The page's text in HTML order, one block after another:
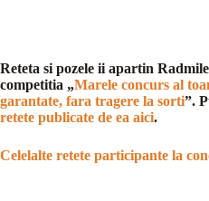
Reteta si pozele ii apartin
competitia „Marele concurs al
garantate, fara tragere la sorti”.
retete publicate de ea aici.
Celelalte retete participante la